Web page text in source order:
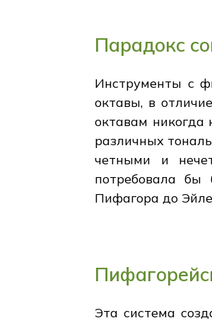
Парадокс
Инструменты с
октавы, в
октавам никогда
различных
четными и
потребовала бы
Пифагора до
Эта система